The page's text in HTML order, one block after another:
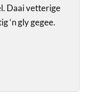
Daai vetterige
‘n gly gegee.